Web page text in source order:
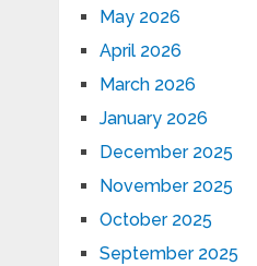
May 2026
April 2026
March 2026
January 2026
December 2025
November 2025
October 2025
September 2025